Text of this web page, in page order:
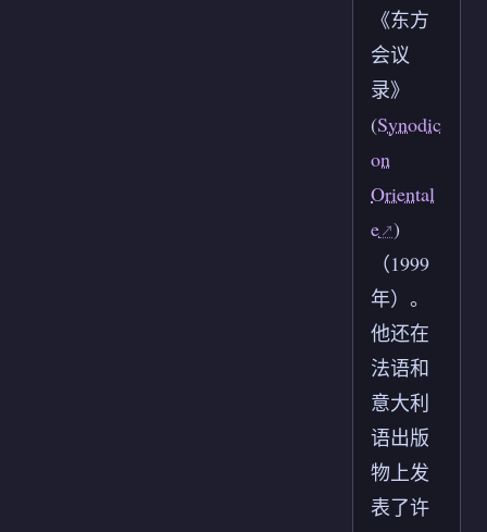
《东方
会议
录》
(Synodic
on
Oriental
e )
（1999
年）。
他还在
法语和
意大利
语出版
物上发
表了许